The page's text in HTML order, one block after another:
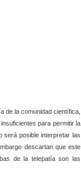
de la comunidad científica,
para permitir la
será posible interpretar las
descartan que este
de la telepatía son las